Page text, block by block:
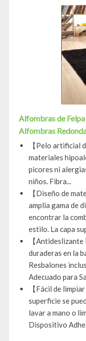
Alfombras de
Alfombras
【Pelo artificial
materiales
picores ni
niños. Fibra...
【Diseño de
amplia gama de
encontrar la
estilo. La capa
【
duraderas en la
Resbalones
Adecuado para
【Fácil de
superficie se
lavar a mano o
Dispositivo